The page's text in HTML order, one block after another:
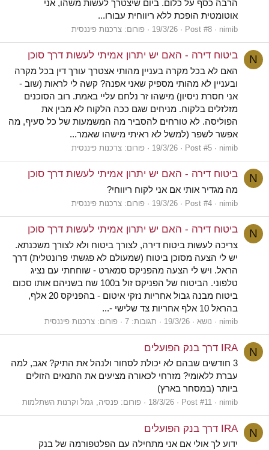
הרבה כסף על כלום. ביום שיצטרך לעשות משהו, אני
אוטומטית הופכת ללא ריווחית עבורו...
nimib
Post #8
19/3/26 פורום: צרכנות פיננסית
N ביטוח דירה - האם יש יתרון אמיתי לעשות דרך סוכן
האם לא בכל מקרה בעניין מהותי אצטרך עורך דין בכל מקרה
ובעניין לא מהותי מספיק שאני אפנה? קשה לי לראות (שוב -
אני חסרת ניסיון) מישהו זר נלחם עליי באמת. רוב הסוכנים
מזלזלים בלקוח. מניחים שגם ככה הלקוח לא מבין את
הפוליסה. לא טורחים להסביר מה המשמעות של כל סעיף, מה
אפשר לשפר (למשל לא ראיתי מישהו שאמר...
nimib
Post #5
19/3/26 פורום: צרכנות פיננסית
N ביטוח דירה - האם יש יתרון אמיתי לעשות דרך סוכן
מה מגדיר אותי אם אני לקוח ריווחי?
nimib
Post #4
19/3/26 פורום: צרכנות פיננסית
N ביטוח דירה - האם יש יתרון אמיתי לעשות דרך סוכן
צריכה לעשות ביטוח דירה, לצורך ביטוח ולא לצורך משכנתא.
יש לי הצעה מסוכן ביטוח (שמעולם לא פגשתי פרונטלית) דרך
הראל. ויש לי הצעה מהפניקס סמארט - שוחחתי עם נציג
טלפוני. הביטוח של הפניקס זול ב100 שח בשניהם אותו סכום
ביטוח מבנה גבול אחריות נזקי איטום - בהפניקס 20 אלף,
בהראל 10 אלף אחריות צד שלישי -...
nimib נושא 19/3/26 תגובות: 7 פורום: צרכנות פיננסית
N IRA דרך בנק הפועלים
3 חודשים שבהם לא יכולת לסחור ולנהל את התיק? אגב, למה
עברת ללאומי? מזרחי לכאורה מציעים את התנאים הזולים
ביותר (במסחר בארץ)
nimib
Post #11
18/3/26 פורום: פנסיה, גמל וקרנות השתלמות
N IRA דרך בנק הפועלים
ידוע לך אולי אם אני מתחילה עם הפלטפורמה של בנק